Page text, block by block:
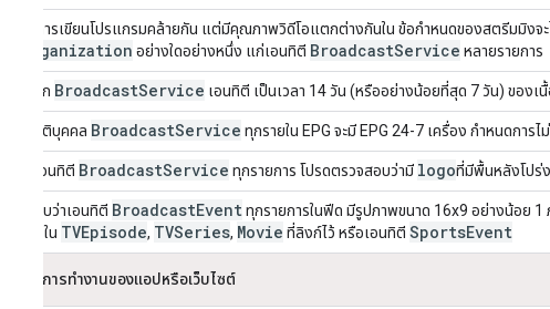
ช่องที่มีการเขียนโปรแกรมคล้ายกัน แต่มีคุณภาพวิดีโอแตกต่างกันใน ข้อกำหนดของสตรีมมิงจ
Organization อย่างใดอย่างหนึ่ง แก่เอนทิตี BroadcastService หลายรายการ
สําหรับทุก BroadcastService เอนทิตี เป็นเวลา 14 วัน (หรืออย่างน้อยที่สุด 7 วัน) ของเนื้
สำหรับนิติบุคคล BroadcastService ทุกรายใน EPG จะมี EPG 24-7 เครื่อง กำหนดการ
สำหรับเอนทิตี BroadcastService ทุกรายการ โปรดตรวจสอบว่ามี logoที่มีพื้นหลังโปร่
ตรวจสอบว่าเอนทิตี BroadcastEventทุกรายการในฟีด มีรูปภาพขนาด 16x9 อย่างน้อย 1
เองหรือ ใน TVEpisode, TVSeries, Movie ที่ลิงก์ไว้ หรือเอนทิตี SportsEvent
ลักษณะการทำงานของแอปหรือเว็บไซต์